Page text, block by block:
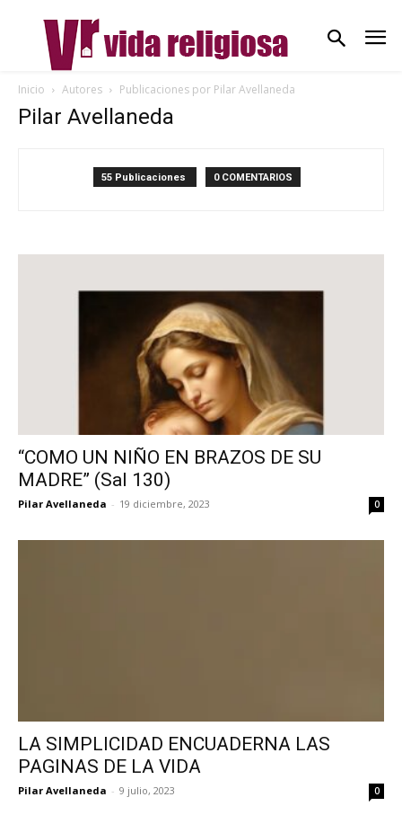
Inicio Autores Publicaciones por Pilar Avellaneda
Pilar Avellaneda
55 Publicaciones 0 COMENTARIOS
“COMO UN NIÑO EN BRAZOS DE SU
MADRE” (Sal 130)
Pilar Avellaneda - 19 diciembre, 2023 0
LA SIMPLICIDAD ENCUADERNA LAS
PAGINAS DE LA VIDA
Pilar Avellaneda - 9 julio, 2023 0